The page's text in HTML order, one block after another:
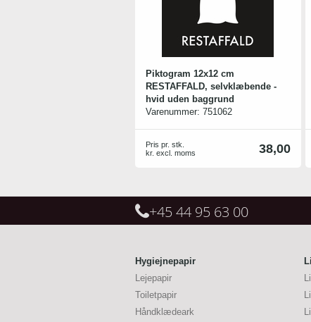
Piktogram 12x12 cm
RESTAFFALD, selvklæbende -
hvid uden baggrund
Varenummer: 751062
38,00
Pris pr. stk.
kr. excl. moms
+45 44 95 63 00
Hygiejnepapir
Lejepapir
Toiletpapir
Håndklædeark